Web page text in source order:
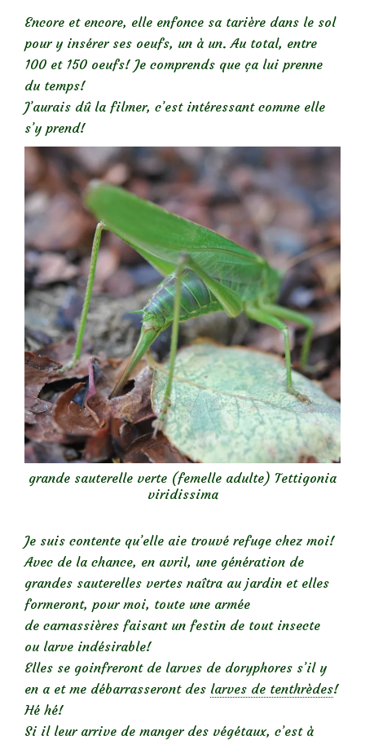
Encore et encore, elle enfonce sa tarière dans le sol
pour y insérer ses oeufs, un à un. Au total, entre
100 et 150 oeufs! Je comprends que ça lui prenne
du temps!
J’aurais dû la filmer, c’est intéressant comme elle
s’y prend!
grande sauterelle verte (femelle adulte) Tettigonia
viridissima
Je suis contente qu’elle aie trouvé refuge chez moi!
Avec de la chance, en avril, une génération de
grandes sauterelles vertes naîtra au jardin et elles
formeront, pour moi, toute une armée
de carnassières faisant un festin de tout insecte
ou larve indésirable!
Elles se goinfreront de larves de doryphores s’il y
en a et me débarrasseront des larves de tenthrèdes!
Hé hé!
Si il leur arrive de manger des végétaux, c’est à